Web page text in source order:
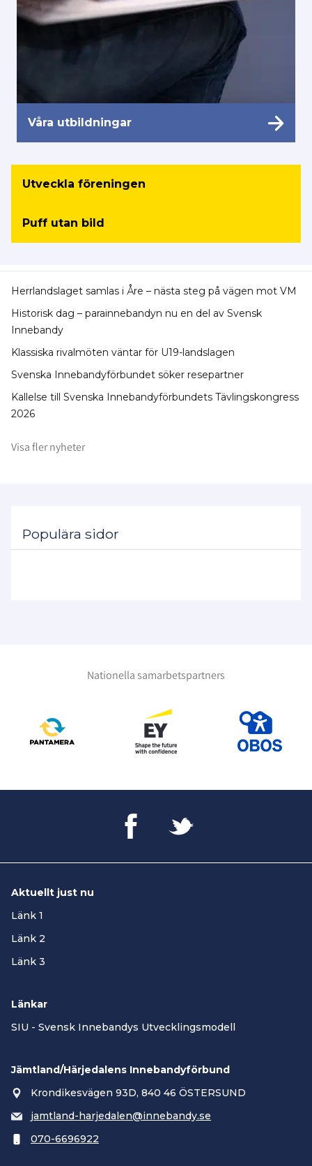
Våra utbildningar
Utveckla föreningen
Puff utan bild
Herrlandslaget samlas i Åre – nästa steg på vägen mot VM
Historisk dag – parainnebandyn nu en del av Svensk
Innebandy
Klassiska rivalmöten väntar för U19-landslagen
Svenska Innebandyförbundet söker resepartner
Kallelse till Svenska Innebandyförbundets Tävlingskongress
2026
Visa fler nyheter
Populära sidor
Nationella samarbetspartners
Aktuellt just nu
Länk 1
Länk 2
Länk 3
Länkar
SIU - Svensk Innebandys Utvecklingsmodell
Jämtland/Härjedalens Innebandyförbund
Krondikesvägen 93D, 840 46 ÖSTERSUND
jamtland-harjedalen@innebandy.se
070-6696922